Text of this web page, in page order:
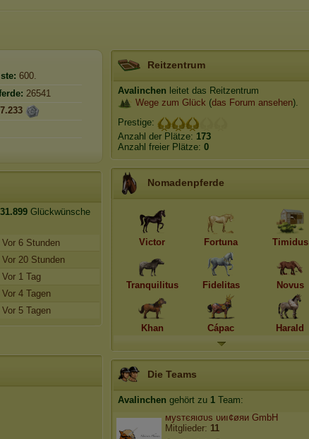
600.
26541
31.899 Glückwünsche
Vor 6 Stunden
Vor 20 Stunden
Vor 1 Tag
Vor 4 Tagen
Vor 5 Tagen
Reitzentrum
Avalinchen leitet das Reitzentrum
Wege zum Glück (das Forum ansehen).
Prestige:
Anzahl der Plätze: 173
Anzahl freier Plätze: 0
Nomadenpferde
Victor Fortuna Timidus
Tranquilitus Fidelitas Novus
Khan Cápac Harald
Die Teams
Avalinchen gehört zu 1 Team:
муѕтєяισυѕ υиı¢øяи GmbH
Mitglieder: 11